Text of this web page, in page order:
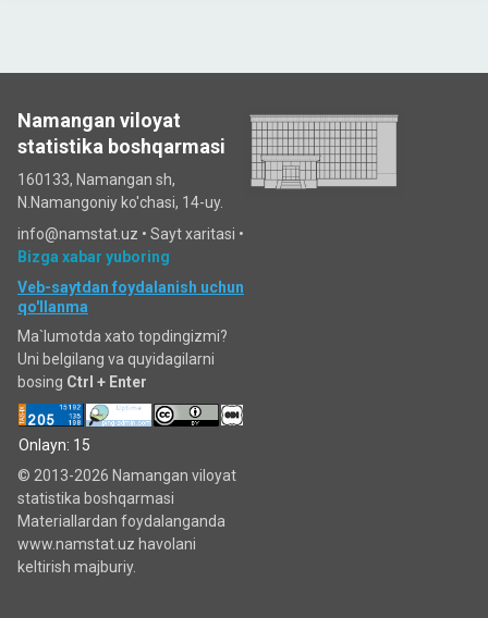
Namangan viloyat
statistika boshqarmasi
160133, Namangan sh,
N.Namangoniy ko'chasi, 14-uy.
info@namstat.uz • Sayt xaritasi •
Bizga xabar yuboring
Veb-saytdan foydalanish uchun
qo'llanma
Ma`lumotda xato topdingizmi?
Uni belgilang va quyidagilarni
bosing Ctrl + Enter
Onlayn: 15
© 2013-2026 Namangan viloyat
statistika boshqarmasi
Materiallardan foydalanganda
www.namstat.uz havolani
keltirish majburiy.